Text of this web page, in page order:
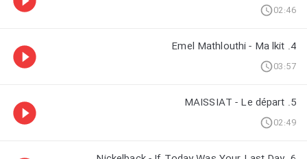
02:46
4. Emel Mathlouthi - Ma lkit
03:57
5. MAISSIAT - Le départ
02:49